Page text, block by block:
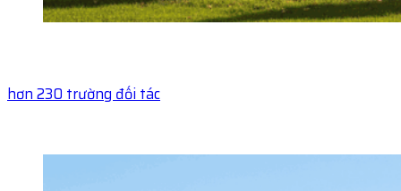
hơn 230 trường đối tác